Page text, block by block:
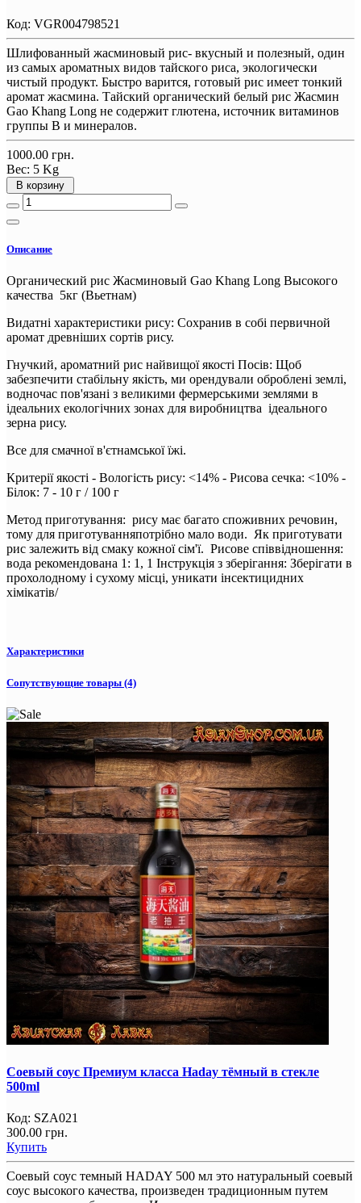
Код: VGR004798521
Шлифованный жасминовый рис- вкусный и полезный, один
из самых ароматных видов тайского риса, экологически
чистый продукт. Быстро варится, готовый рис имеет тонкий
аромат жасмина. Тайский органический белый рис Жасмин
Gao Khang Long не содержит глютена, источник витаминов
группы В и минералов.
1000.00 грн.
Вес: 5 Kg
В корзину
Описание
Органический рис Жасминовый Gao Khang Long Высокого
качества 5кг (Вьетнам)
Видатні характеристики рису: Сохранив в собі первичной
аромат древніших сортів рису.
Гнучкий, ароматний рис найвищої якості Посів: Щоб
забезпечити стабільну якість, ми орендували оброблені землі,
водночас пов'язані з великими фермерськими землями в
ідеальних екологічних зонах для виробництва ідеального
зерна рису.
Все для смачної в'єтнамської їжі.
Критерії якості - Вологість рису: <14% - Рисова сечка: <10% -
Білок: 7 - 10 г / 100 г
Метод приготування: рису має багато споживних речовин,
тому для приготуванняпотрібно мало води. Як приготувати
рис залежить від смаку кожної сім'ї. Рисове співвідношення:
вода рекомендована 1: 1, 1 Інструкція з зберігання: Зберігати в
прохолодному і сухому місці, уникати інсектицидних
хімікатів/
Характеристики
Сопутствующие товары (4)
Соевый соус Премиум класса Haday тёмный в стекле
500ml
Код: SZA021
300.00 грн.
Купить
Соевый соус темный HADAY 500 мл это натуральный соевый
соус высокого качества, произведен традиционным путем